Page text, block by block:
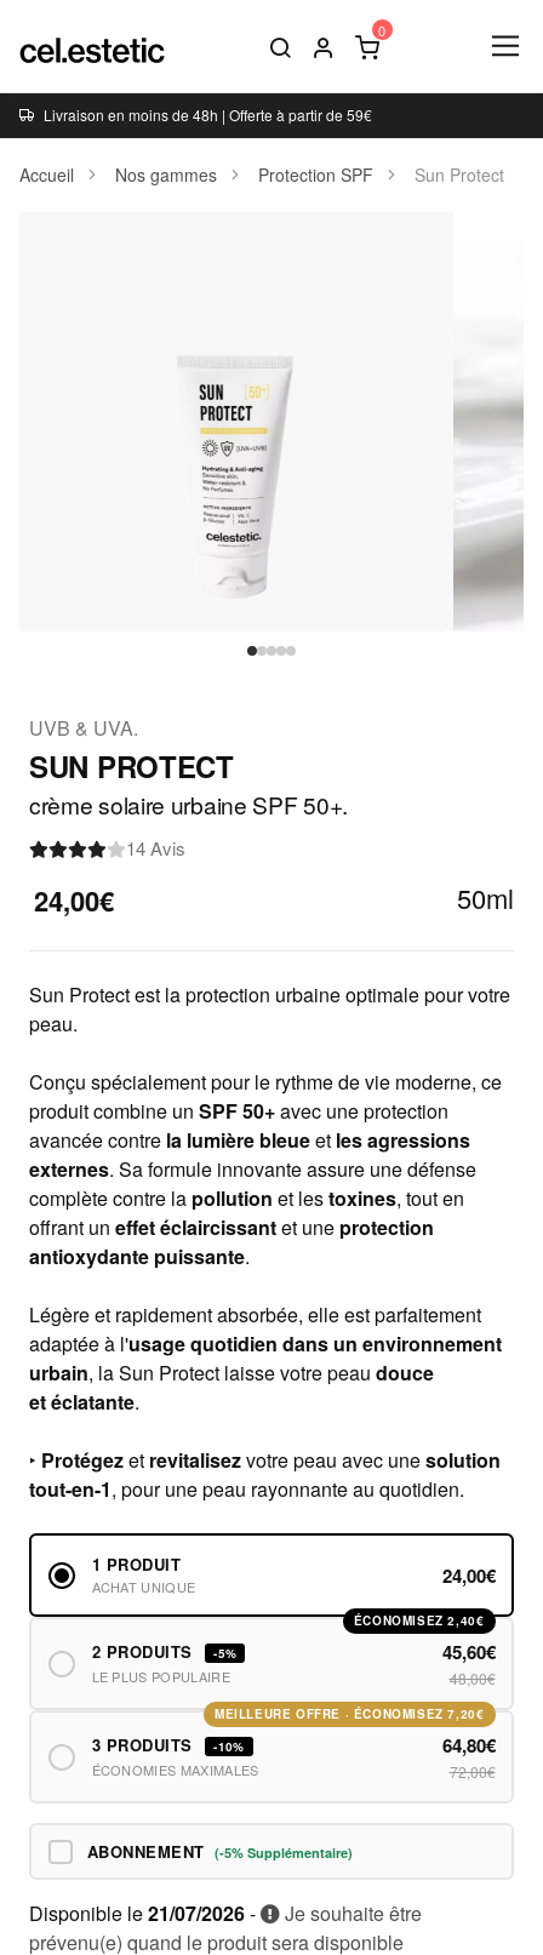
Livraison en moins de 48h | Offerte à partir de 59€
Accueil Nos gammes Protection SPF Sun Protect
UVB & UVA.
SUN PROTECT
crème solaire urbaine SPF 50+.
14 Avis
24,00€ 50ml
Sun Protect est la protection urbaine optimale pour votre
peau.
Conçu spécialement pour le rythme de vie moderne, ce
produit combine un SPF 50+avec une protection
avancée contre la lumière bleueet les agressions
externes. Sa formule innovante assure une défense
complète contre la pollution et lestoxines, tout en
offrant un effet éclaircissantet une protection
antioxydante puissante.
Légère et rapidement absorbée, elle est parfaitement
adaptée à l'usage quotidien dans un environnement
urbain, la Sun Protect laisse votre peau douce
etéclatante.
‣ Protégezet revitalisezvotre peau avec unesolution
tout-en-1, pour une peau rayonnante au quotidien.
1 PRODUIT
ACHAT UNIQUE 24,00€
ÉCONOMISEZ 2,40€
2 PRODUITS -5%
LE PLUS POPULAIRE
45,60€
48,00€
MEILLEURE OFFRE · ÉCONOMISEZ 7,20€
3 PRODUITS -10%
ÉCONOMIES MAXIMALES
64,80€
72,00€
ABONNEMENT (-5% Supplémentaire)
Disponible le21/07/2026-
Je souhaite être
prévenu(e) quand le produit sera disponible